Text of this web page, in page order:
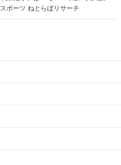
ポーツ ねとらぼリサーチ